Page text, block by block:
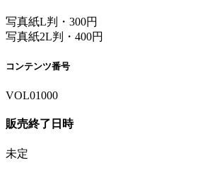
写真紙L判・300円
写真紙2L判・400円
コンテンツ番号
VOL01000
販売終了日時
未定